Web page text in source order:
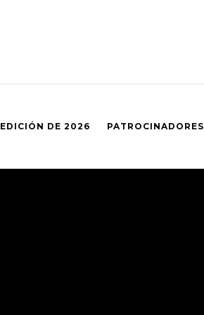
EDICIÓN DE 2026 PATROCINADORES